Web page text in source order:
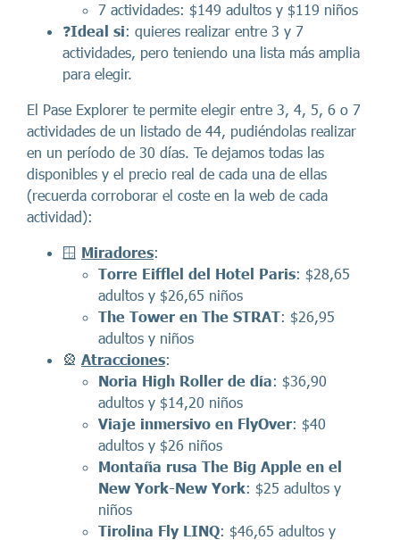
7 actividades: $149 adultos y $119 niños
❓Ideal si: quieres realizar entre 3 y 7
actividades, pero teniendo una lista más amplia
para elegir.
El Pase Explorer te permite elegir entre 3, 4, 5, 6 o 7
actividades de un listado de 44, pudiéndolas realizar
en un período de 30 días. Te dejamos todas las
disponibles y el precio real de cada una de ellas
(recuerda corroborar el coste en la web de cada
actividad):
🪟 Miradores:
Torre Eifflel del Hotel Paris: $28,65
adultos y $26,65 niños
The Tower en The STRAT: $26,95
adultos y niños
🎡 Atracciones:
Noria High Roller de día: $36,90
adultos y $14,20 niños
Viaje inmersivo en FlyOver: $40
adultos y $26 niños
Montaña rusa The Big Apple en el
New York-New York: $25 adultos y
niños
Tirolina Fly LINQ: $46,65 adultos y